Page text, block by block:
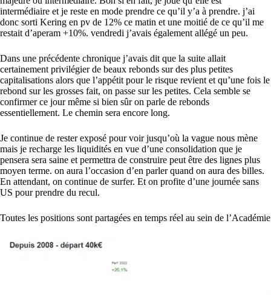
intermédiaire et je reste en mode prendre ce qu’il y’a à prendre. j’ai
donc sorti Kering en pv de 12% ce matin et une moitié de ce qu’il me
restait d’aperam +10%. vendredi j’avais également allégé un peu.
Dans une précédente chronique j’avais dit que la suite allait
certainement privilégier de beaux rebonds sur des plus petites
capitalisations alors que l’appétit pour le risque revient et qu’une fois le
rebond sur les grosses fait, on passe sur les petites. Cela semble se
confirmer ce jour même si bien sûr on parle de rebonds
essentiellement. Le chemin sera encore long.
Je continue de rester exposé pour voir jusqu’où la vague nous mène
mais je recharge les liquidités en vue d’une consolidation que je
pensera sera saine et permettra de construire peut être des lignes plus
moyen terme. on aura l’occasion d’en parler quand on aura des billes.
En attendant, on continue de surfer. Et on profite d’une journée sans
US pour prendre du recul.
Toutes les positions sont partagées en temps réel au sein de l’Académie